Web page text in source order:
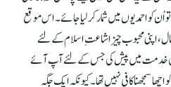
اُن کو احمدیوں میں شمار کر لیا جائے۔ اس موقع
اپنی محبوب چیز اشاعتِ اسلام کے لئے
کی خدمت میں پیش کی جس کے لئے آپ آئے
سمجھنا کافی نہیں تھا۔ کیونکہ ایک جگہ